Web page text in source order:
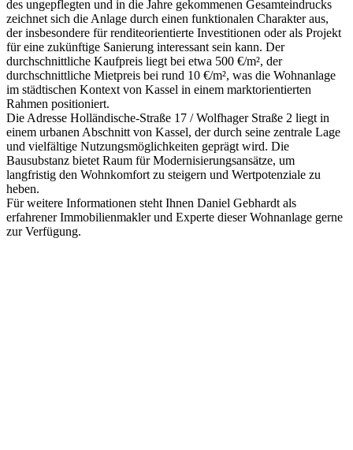
des ungepflegten und in die Jahre gekommenen Gesamteindrucks
zeichnet sich die Anlage durch einen funktionalen Charakter aus,
der insbesondere für renditeorientierte Investitionen oder als Projekt
für eine zukünftige Sanierung interessant sein kann. Der
durchschnittliche Kaufpreis liegt bei etwa 500 €/m², der
durchschnittliche Mietpreis bei rund 10 €/m², was die Wohnanlage
im städtischen Kontext von Kassel in einem marktorientierten
Rahmen positioniert.
Die Adresse Holländische-Straße 17 / Wolfhager Straße 2 liegt in
einem urbanen Abschnitt von Kassel, der durch seine zentrale Lage
und vielfältige Nutzungsmöglichkeiten geprägt wird. Die
Bausubstanz bietet Raum für Modernisierungsansätze, um
langfristig den Wohnkomfort zu steigern und Wertpotenziale zu
heben.
Für weitere Informationen steht Ihnen Daniel Gebhardt als
erfahrener Immobilienmakler und Experte dieser Wohnanlage gerne
zur Verfügung.